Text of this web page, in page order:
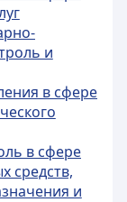
и
в сфере
в сфере
средств,
и